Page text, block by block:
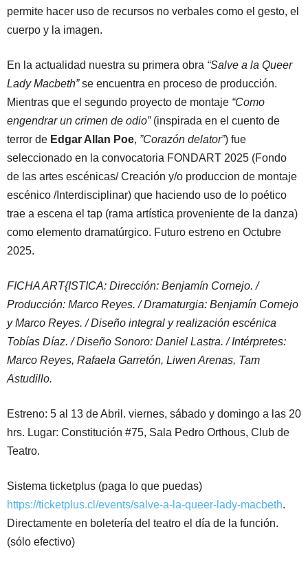
permite hacer uso de recursos no verbales como el gesto, el
cuerpo y la imagen.
En la actualidad nuestra su primera obra “Salve a la Queer
Lady Macbeth”se encuentra en proceso de producción.
Mientras que el segundo proyecto de montaje “Como
engendrar un crimen de odio”(inspirada en el cuento de
terror de Edgar Allan Poe, ”Corazón delator”) fue
seleccionado en la convocatoria FONDART 2025 (Fondo
de las artes escénicas/ Creación y/o produccion de montaje
escénico /Interdisciplinar) que haciendo uso de lo poético
trae a escena el tap (rama artística proveniente de la danza)
como elemento dramatúrgico. Futuro estreno en Octubre
2025.
FICHA ART{ISTICA: Dirección: Benjamín Cornejo. /
Producción: Marco Reyes. / Dramaturgia: Benjamín Cornejo
y Marco Reyes. / Diseño integral y realización escénica
Tobías Díaz. / Diseño Sonoro: Daniel Lastra. / Intérpretes:
Marco Reyes, Rafaela Garretón, Liwen Arenas, Tam
Astudillo.
Estreno: 5 al 13 de Abril. viernes, sábado y domingo a las 20
hrs. Lugar: Constitución #75, Sala Pedro Orthous, Club de
Teatro.
Sistema ticketplus (paga lo que puedas)
https://ticketplus.cl/events/salve-a-la-queer-lady-macbeth.
Directamente en boletería del teatro el día de la función.
(sólo efectivo)